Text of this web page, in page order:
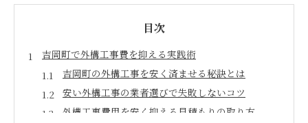
目次
吉岡町で外構工事費を抑える実践術
吉岡町の外構工事を安く済ませる秘訣とは
安い外構工事の業者選びで失敗しないコツ
外構工事費用を安く抑える見積もりの取り方